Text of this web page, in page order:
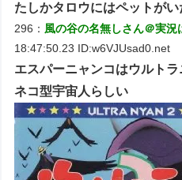
たしかタロウにはペットが
296： 風の谷の名無しさん＠実況
18:47:50.23 ID:w6VJUsad0.net
エスパーニャンコはウルト
ネコ型宇宙人らしい